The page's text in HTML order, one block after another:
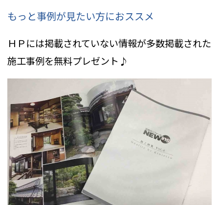
もっと事例が見たい方におススメ
ＨＰには掲載されていない情報が多数掲載された
施工事例を無料プレゼント♪